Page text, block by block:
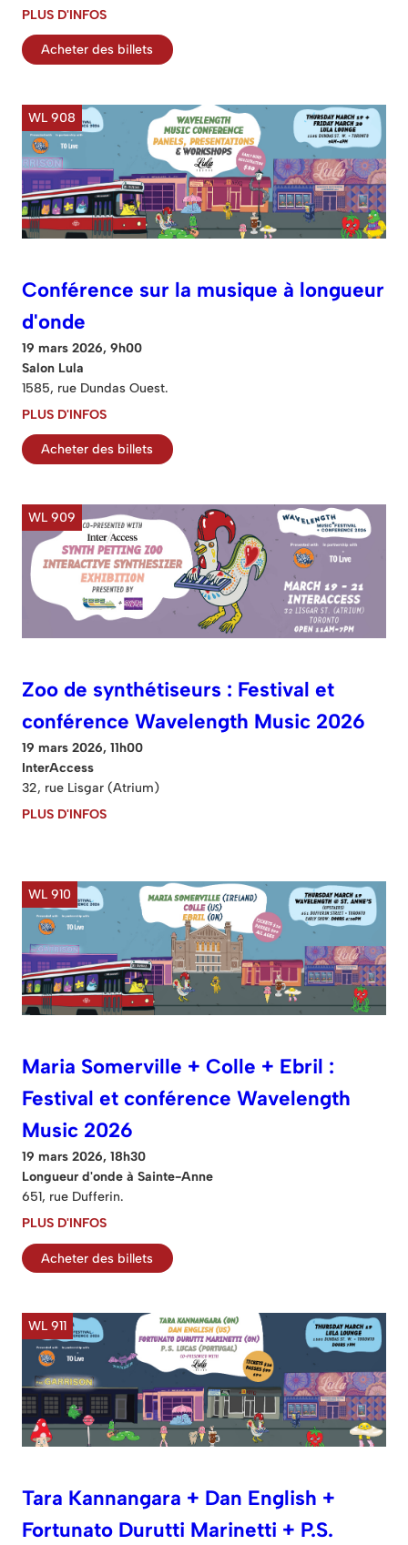
PLUS D'INFOS
Acheter des billets
WL 908
Conférence sur la musique à longueur
d'onde
19 mars 2026, 9h00
Salon Lula
1585, rue Dundas Ouest.
PLUS D'INFOS
Acheter des billets
WL 909
Zoo de synthétiseurs : Festival et
conférence Wavelength Music 2026
19 mars 2026, 11h00
InterAccess
32, rue Lisgar (Atrium)
PLUS D'INFOS
WL 910
Maria Somerville + Colle + Ebril :
Festival et conférence Wavelength
Music 2026
19 mars 2026, 18h30
Longueur d'onde à Sainte-Anne
651, rue Dufferin.
PLUS D'INFOS
Acheter des billets
WL 911
Tara Kannangara + Dan English +
Fortunato Durutti Marinetti + P.S.